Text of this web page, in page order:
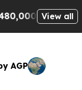
BeingView all
AGP